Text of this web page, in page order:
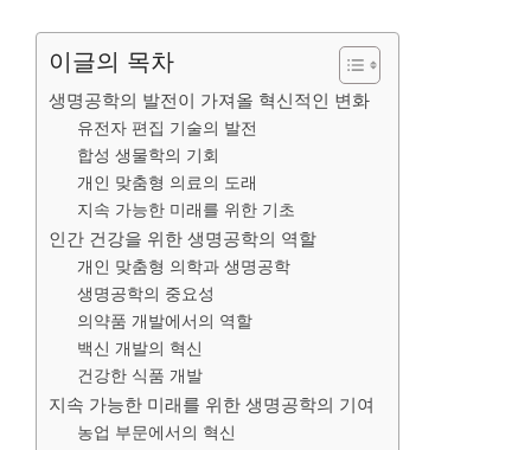
이글의 목차
생명공학의 발전이 가져올 혁신적인 변화
유전자 편집 기술의 발전
합성 생물학의 기회
개인 맞춤형 의료의 도래
지속 가능한 미래를 위한 기초
인간 건강을 위한 생명공학의 역할
개인 맞춤형 의학과 생명공학
생명공학의 중요성
의약품 개발에서의 역할
백신 개발의 혁신
건강한 식품 개발
지속 가능한 미래를 위한 생명공학의 기여
농업 부문에서의 혁신